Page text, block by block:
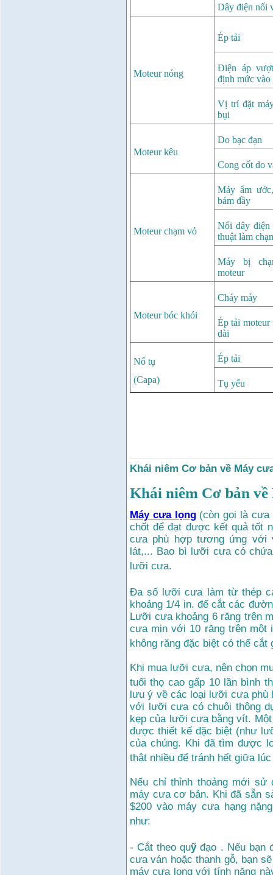
Dây điện nối
Moteur nóng
Ép tải
Điện áp
định mức vào
Vị trí đặt
bụi
Moteur kêu
Do bạc đạn
Cong cốt do
Moteur chạm vỏ
Máy ẩm
bám đầy
Nối dây điện
thuật làm
Máy bị
moteur
Moteur bóc khói
Cháy máy
Ép tải
dài
Nổ tụ
(Capa)
Ép tải
Tụ yếu
Khái niêm Cơ bản về Máy
Khái niêm Cơ bản
Máy cưa lọng(còn gọi là cưa
chốt để đạt được kết quả tốt
cưa phù hợp tương ứng với
lát,... Bao bì lưỡi cưa có
lưỡi cưa.
Đa số lưỡi cưa làm từ thép
khoảng 1/4 in. để cắt các
Lưỡi cưa khoảng 6 răng trên
cưa mịn với 10 răng trên
không răng đặc biệt có thể
Khi mua lưỡi cưa, nên chọn
tuổi thọ cao gấp 10 lần bình
lưu ý về các loại lưỡi cưa
với lưỡi cưa có chuôi thông
kẹp của lưỡi cưa bằng vít.
được thiết kế đặc biệt (như
của chúng. Khi đã tìm được
thật nhiều để tránh hết giữa
Nếu chỉ thỉnh thoảng mới sử
máy cưa cơ bản. Khi đã sẵn
$200 vào máy cưa hạng
như:
- Cắt theo quỹđạo . Nếu bạn
cưa ván hoặc thanh gỗ, bạn
máy cưa lọng với tính năng